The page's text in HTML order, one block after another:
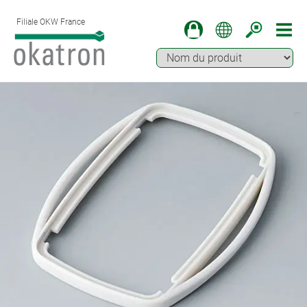
Filiale OKW France